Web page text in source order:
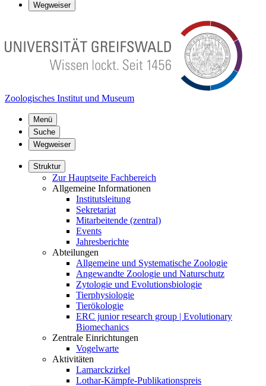
Wegweiser
Zoologisches Institut und Museum
Menü
Suche
Wegweiser
Struktur
Zur Hauptseite Fachbereich
Allgemeine Informationen
Institutsleitung
Sekretariat
Mitarbeitende (zentral)
Events
Jahresberichte
Abteilungen
Allgemeine und Systematische Zoologie
Angewandte Zoologie und Naturschutz
Zytologie und Evolutionsbiologie
Tierphysiologie
Tierökologie
ERC junior research group | Evolutionary
Biomechanics
Zentrale Einrichtungen
Vogelwarte
Aktivitäten
Lamarckzirkel
Lothar-Kämpfe-Publikationspreis